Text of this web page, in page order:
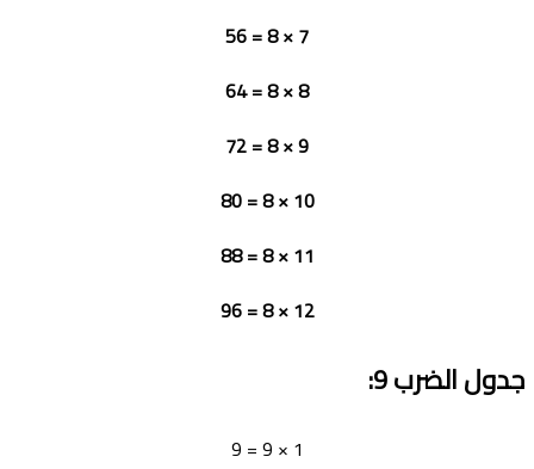
7 × 8 = 56
8 × 8 = 64
9 × 8 = 72
10 × 8 = 80
11 × 8 = 88
12 × 8 = 96
جدول الضرب9
: